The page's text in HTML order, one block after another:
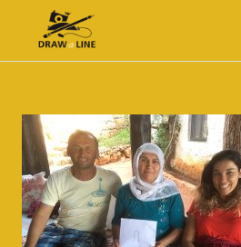
Draw-a-Line Grafik- und Web-Design